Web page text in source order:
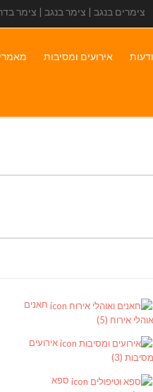
צימרים בנגב | צימר בנגב | צימר
אירועים ומסיבות
חאנים
אירוח (5)
אירועים
(3)
ספא